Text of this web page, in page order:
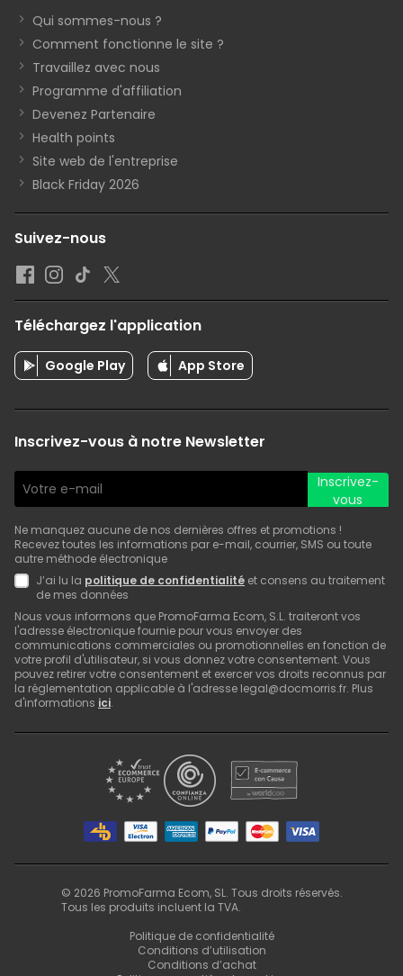
Qui sommes-nous ?
Comment fonctionne le site ?
Travaillez avec nous
Programme d'affiliation
Devenez Partenaire
Health points
Site web de l'entreprise
Black Friday 2026
Suivez-nous
Téléchargez l'application
Google Play App Store
Inscrivez-vous à notre Newsletter
Inscrivez-
vous
Ne manquez aucune de nos dernières offres et promotions !
Recevez toutes les informations par e-mail, courrier, SMS ou toute
autre méthode électronique
J’ai lu la politique de confidentialité et consens au traitement
de mes données
Nous vous informons que PromoFarma Ecom, S.L. traiteront vos
l'adresse électronique fournie pour vous envoyer des
communications commerciales ou promotionnelles en fonction de
votre profil d'utilisateur, si vous donnez votre consentement. Vous
pouvez retirer votre consentement et exercer vos droits reconnus par
la réglementation applicable à l'adresse legal@docmorris.fr. Plus
d'informations ici.
© 2026 PromoFarma Ecom, SL. Tous droits réservés.
Tous les produits incluent la TVA.
Politique de confidentialité
Conditions d’utilisation
Conditions d’achat